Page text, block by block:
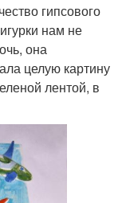
гипсового
нам не
она
целую картину
лентой, в